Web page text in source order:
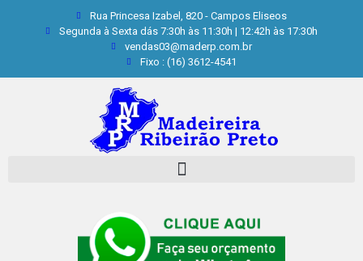
Rua Princesa Izabel, 820 - Campos Eliseos
Segunda à Sexta dás 7:30h às 11:30h | 12:42h às 17:30h
vendas03@maderp.com.br
Fixo : (16) 3612-4541